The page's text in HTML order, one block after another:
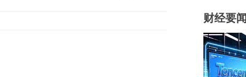
财经要闻